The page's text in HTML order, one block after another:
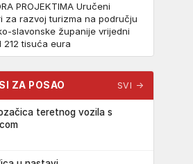
PROJEKTIMA Uručeni
za razvoj turizma na području
slavonske županije vrijedni
212 tisuća eura
ZA POSAO SVI →
teretnog vozila s